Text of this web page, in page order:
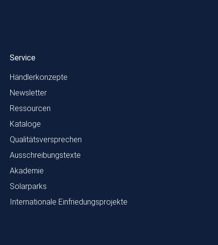
Service
Händlerkonzepte
Newsletter
Ressourcen
Kataloge
Qualitätsversprechen
Ausschreibungstexte
Akademie
Solarparks
Internationale Einfriedungsprojekte